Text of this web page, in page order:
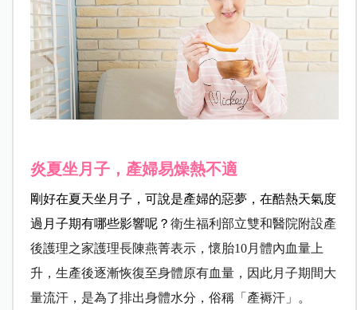
炎夏坐月子，產婦易燥熱不適
剛好在夏天坐月子，可說是產婦的惡夢，在酷熱天氣度
過月子期有哪些影響呢？ 衛生福利部立雙和醫院附設產
後護理之家護理長陳燕菁表示，懷胎10月體內血量上
升，生產後逐漸恢復至身體原有血量，因此月子期間大
量流汗，是為了排出身體水分，俗稱「產褥汗」。